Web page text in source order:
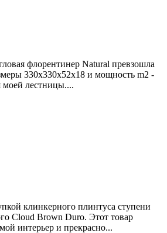
флорентинер Natural превзошла
330х330х52х18 и мощность m2 -
моей лестницы....
клинкерного плинтуса ступени
Cloud Brown Duro. Этот товар
интерьер и прекрасно...